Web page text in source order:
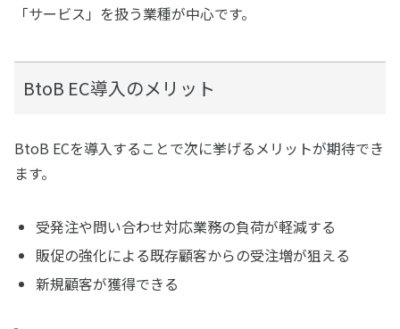
「サービス」を扱う業種が中心です。
BtoB EC導入のメリット
BtoB ECを導入することで次に挙げるメリットが期待でき
ます。
受発注や問い合わせ対応業務の負荷が軽減する
販促の強化による既存顧客からの受注増が狙える
新規顧客が獲得できる